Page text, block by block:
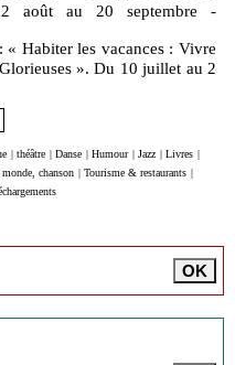
août au 20 septembre
-
« Habiter les vacances : Vivre
». Du 10 juillet au 2
théâtre Danse Humour Jazz Livres
chanson Tourisme & restaurants